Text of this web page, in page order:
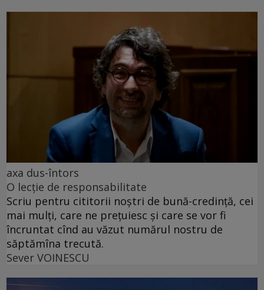
axa dus-întors
O lecție de responsabilitate
Scriu pentru cititorii noștri de bună-credință, cei
mai mulți, care ne prețuiesc și care se vor fi
încruntat cînd au văzut numărul nostru de
săptămîna trecută.
Sever VOINESCU